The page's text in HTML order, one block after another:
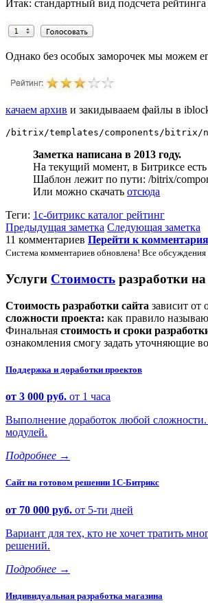
Итак: стандартный вид подсчета
Однако без особых заморочек мы можем
качаем архив и закидывааем файлы в
/bitrix/templates/components/bitrix/
Заметка написана в 2013 году.
На текущий момент, в Битриксе
Шаблон лежит по пути: /bitrix/
Или можно скачать отсюда
Теги: 1с-битрикс каталог рейтинг
Предыдущая заметка Следующая заметка
11 комментариев Перейти к
Система комментариев обновлена! Все
Услуги Стоимость разработки
Стоимость разработки сайта зависит от
сложности проекта: как правило
Финальная стоимость и сроки
ознакомления смогу задать уточняющие
Поддержка и доработки проектов
от 3 000 руб. от 1 часа
Выполнение доработок любой
модулей.
Подробнее →
Сайт на готовом решении 1С-Битрикс
от 70 000 руб. от 5-ти дней
Вариант для тех, кто не хочет тратить
решений.
Подробнее →
Индивидуальная разработка магазина